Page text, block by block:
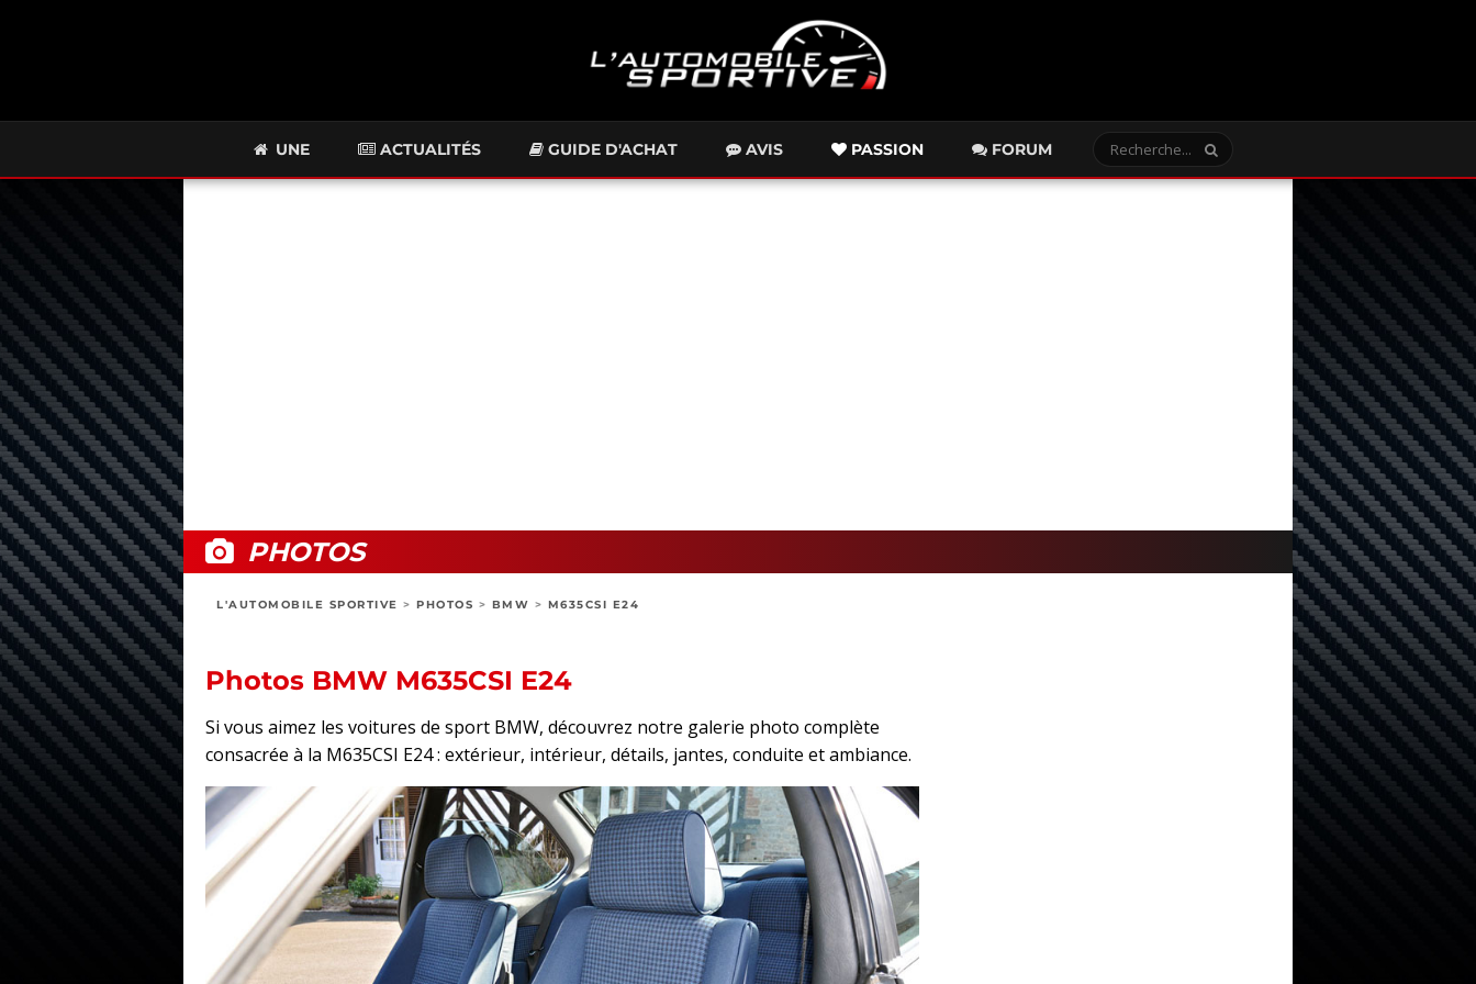
UNE ACTUALITÉS GUIDE D'ACHAT AVIS PASSION FORUM
PHOTOS
L'AUTOMOBILE SPORTIVE > PHOTOS > BMW > M635CSI E24
Photos BMW M635CSI E24
Si vous aimez les voitures de sport BMW, découvrez notre galerie photo complète
consacrée à la M635CSI E24 : extérieur, intérieur, détails, jantes, conduite et ambiance.